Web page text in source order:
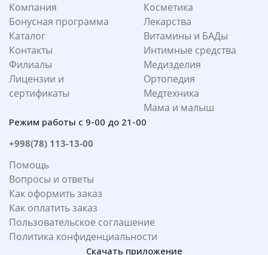
Компания
Бонусная программа
Каталог
Контакты
Филиалы
Лицензии и
сертификаты
Косметика
Лекарства
Витамины и БАДы
Интимные средства
Медизделия
Ортопедия
Медтехника
Мама и малыш
Режим работы с 9-00 до 21-00
+998(78) 113-13-00
Помощь
Вопросы и ответы
Как оформить заказ
Как оплатить заказ
Пользовательское соглашение
Политика конфиденциальности
Скачать приложение